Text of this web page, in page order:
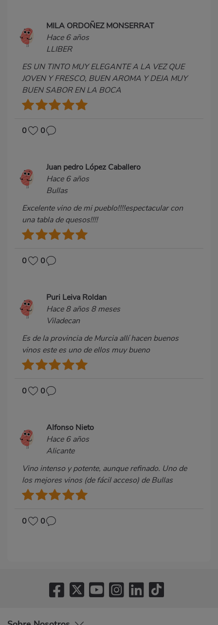
MILA ORDOÑEZ MONSERRAT
Hace 6 años
LLIBER
ES UN TINTO MUY ELEGANTE A LA VEZ QUE
JOVEN Y FRESCO, BUEN AROMA Y DEJA MUY
BUEN SABOR EN LA BOCA
0 0
Juan pedro López Caballero
Hace 6 años
Bullas
Excelente vino de mi pueblo!!!!espectacular con
una tabla de quesos!!!!
0 0
Puri Leiva Roldan
Hace 8 años 8 meses
Viladecan
Es de la provincia de Murcia allí hacen buenos
vinos este es uno de ellos muy bueno
0 0
Alfonso Nieto
Hace 6 años
Alicante
Vino intenso y potente, aunque refinado. Uno de
los mejores vinos (de fácil acceso) de Bullas
0 0